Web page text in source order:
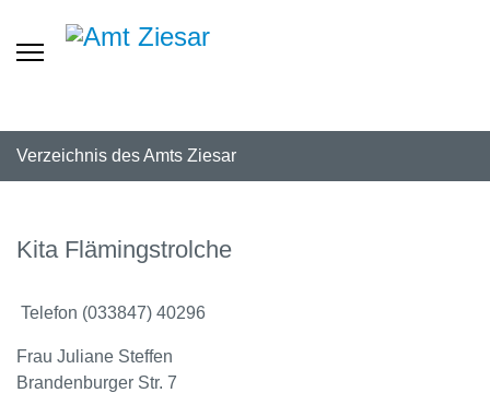
Verzeichnis des Amts Ziesar
Kita Flämingstrolche
Telefon (033847) 40296
Frau Juliane Steffen
Brandenburger Str. 7